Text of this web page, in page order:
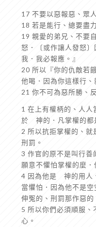
17 不要以惡報惡、眾
18 若是能行、總要盡
19 親愛的弟兄、不要
怒．〔或作讓人發怒
我．我必報應。』
20 所以『你的仇敵若
他喝．因為你這樣行、
21 你不可為惡所勝、
1 在上有權柄的、人人
於 神的．凡掌權的都
2 所以抗拒掌權的、
刑罰。
3 作官的原不是叫行善
願意不懼怕掌權的麼．
4 因為他是 神的用人
當懼怕．因為他不是
伸冤的、刑罰那作惡的
5 所以你們必須順服、
心。